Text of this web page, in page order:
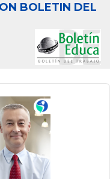
BOLETIN DEL